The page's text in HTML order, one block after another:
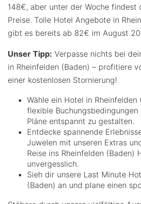
148€, aber unter der Woche findest
Preise. Tolle Hotel Angebote in
gibt es bereits ab 82€ im August
Unser Tipp: Verpasse nichts bei
in Rheinfelden (Baden) – profitiere
einer kostenlosen Stornierung!
Wähle ein Hotel in Rheinfelden
flexible
Pläne entspannt zu gestalten.
Entdecke spannende
Juwelen mit unseren Extras
Reise ins Rheinfelden (Baden)
unvergesslich.
Sieh dir unsere Last Minute
(Baden) an und plane einen